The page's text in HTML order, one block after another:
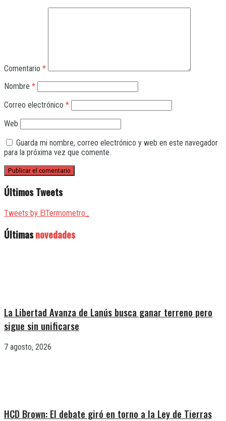
Comentario *
Nombre *
Correo electrónico *
Web
Guarda mi nombre, correo electrónico y web en este navegador
para la próxima vez que comente.
Últimos Tweets
Tweets by ElTermometro_
Últimasnovedades
La Libertad Avanza de Lanús busca ganar terreno pero
sigue sin unificarse
7 agosto, 2026
HCD Brown: El debate giró en torno a la Ley de Tierras